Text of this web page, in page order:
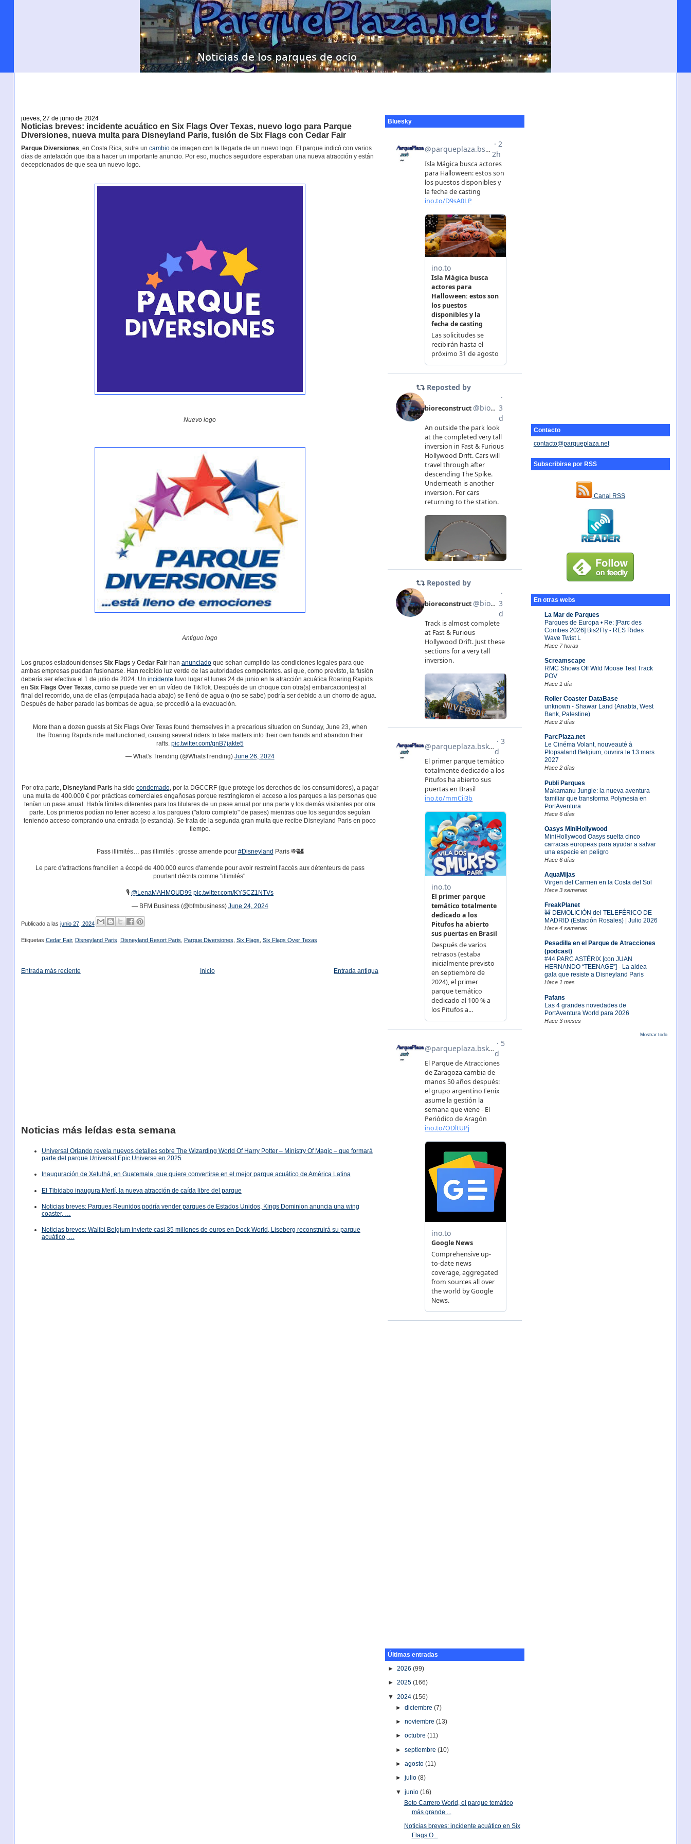
Contacto
contacto@parqueplaza.net
Subscribirse por RSS
Canal RSS
En otras webs
La Mar de Parques
Parques de Europa • Re: [Parc des
Combes 2026] Bis2Fly - RES Rides
Wave Twist L
Hace 7 horas
Screamscape
RMC Shows Off Wild Moose Test Track
POV
Hace 1 día
Roller Coaster DataBase
unknown - Shawar Land (Anabta, West
Bank, Palestine)
Hace 2 días
ParcPlaza.net
Le Cinéma Volant, nouveauté à
Plopsaland Belgium, ouvrira le 13 mars
2027
Hace 2 días
Publi Parques
Makamanu Jungle: la nueva aventura
familiar que transforma Polynesia en
PortAventura
Hace 6 días
Oasys MiniHollywood
MiniHollywood Oasys suelta cinco
carracas europeas para ayudar a salvar
una especie en peligro
Hace 6 días
AquaMijas
Virgen del Carmen en la Costa del Sol
Hace 3 semanas
FreakPlanet
🚧 DEMOLICIÓN del TELEFÉRICO DE
MADRID (Estación Rosales) | Julio 2026
Hace 4 semanas
Pesadilla en el Parque de Atracciones
(podcast)
#44 PARC ASTÉRIX [con JUAN
HERNANDO “TEENAGE”] - La aldea
gala que resiste a Disneyland Paris
Hace 1 mes
Pafans
Las 4 grandes novedades de
PortAventura World para 2026
Hace 3 meses
Mostrar todo
jueves, 27 de junio de 2024
Noticias breves: incidente acuático en Six Flags Over Texas, nuevo logo para Parque
Diversiones, nueva multa para Disneyland Paris, fusión de Six Flags con Cedar Fair
Parque Diversiones, en Costa Rica, sufre un cambiode imagen con la llegada de un nuevo logo. El parque indicó con varios
días de antelación que iba a hacer un importante anuncio. Por eso, muchos seguidore esperaban una nueva atracción y están
decepcionados de que sea un nuevo logo.
Nuevo logo
Antiguo logo
Los grupos estadounidenses Six Flags y Cedar Fairhan anunciadoque sehan cumplido las condiciones legales para que
ambas empresas puedan fusionarse. Han recibido luz verde de las autoridades competentes. así que, como previsto, la fusión
debería ser efectiva el 1 de julio de 2024. Un incidente tuvo lugar el lunes 24 de junio en la atracción acuática Roaring Rapids
en Six Flags Over Texas, como se puede ver en un vídeo de TikTok. Después de un choque con otra(s) embarcacion(es) al
final del recorrido, una de ellas (empujada hacia abajo) se llenó de agua o (no se sabe) podría ser debido a un chorro de agua.
Después de haber parado las bombas de agua, se procedió a la evacuación.
More than a dozen guests at Six Flags Over Texas found themselves in a precarious situation on Sunday, June 23, when
the Roaring Rapids ride malfunctioned, causing several riders to take matters into their own hands and abandon their
rafts. pic.twitter.com/qnB7jakte5
— What's Trending (@WhatsTrending) June 26, 2024
Por otra parte, Disneyland Paris ha sido condemado, por la DGCCRF (que protege los derechos de los consumidores), a pagar
una multa de 400.000 € por prácticas comerciales engañosas porque restringieron el acceso a los parques a las personas que
tenían un pase anual. Había límites diferentes para los titulares de un pase anual por una parte y los demás visitantes por otra
parte. Los primeros podían no tener acceso a los parques ("aforo completo" de pases) mientras que los segundos seguían
teniendo acceso comprando una entrada (o estancia). Se trata de la segunda gran multa que recibe Disneyland Paris en poco
tiempo.
Pass illimités… pas illimités : grosse amende pour #Disneyland Paris 💸🏰
Le parc d'attractions francilien a écopé de 400.000 euros d'amende pour avoir restreint l'accès aux détenteurs de pass
pourtant décrits comme "illimités".
🎙️ @LenaMAHMOUD99 pic.twitter.com/KYSCZ1NTVs
— BFM Business (@bfmbusiness) June 24, 2024
Publicado a las junio 27, 2024
Etiquetas Cedar Fair, Disneyland Paris Disneyland Resort Paris Parque Diversiones Six Flags Six Flags Over Texas
Entrada más reciente Entrada antigua
Inicio
Noticias más leídas esta semana
Universal Orlando revela nuevos detalles sobre The Wizarding World Of Harry Potter – Ministry Of Magic – que formará
parte del parque Universal Epic Universe en 2025
Inauguración de Xetulhá, en Guatemala, que quiere convertirse en el mejor parque acuático de América Latina
El Tibidabo inaugura Merlí, la nueva atracción de caída libre del parque
Noticias breves: Parques Reunidos podría vender parques de Estados Unidos, Kings Dominion anuncia una wing
coaster, …
Noticias breves: Walibi Belgium invierte casi 35 millones de euros en Dock World, Liseberg reconstruirá su parque
acuático, …
Bluesky
Últimas entradas
►2026(99)
►2025(166)
▼2024(156)
►diciembre(7)
►noviembre(13)
►octubre(11)
►septiembre(10)
►agosto(11)
►julio(8)
▼junio(16)
Beto Carrero World, el parque temático
más grande ...
Noticias breves: incidente acuático en Six
Flags O...